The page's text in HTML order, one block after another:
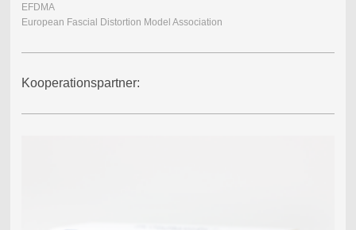
EFDMA
European Fascial Distortion Model Association
Kooperationspartner: